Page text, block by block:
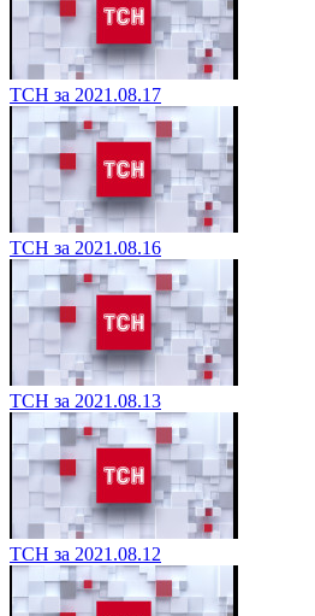
ТСН за 2021.08.17
ТСН за 2021.08.16
ТСН за 2021.08.13
ТСН за 2021.08.12